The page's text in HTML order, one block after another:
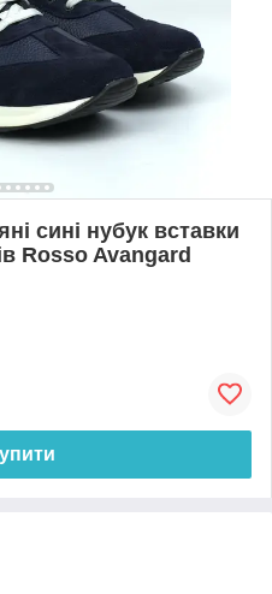
сині нубук вставки
Rosso Avangard